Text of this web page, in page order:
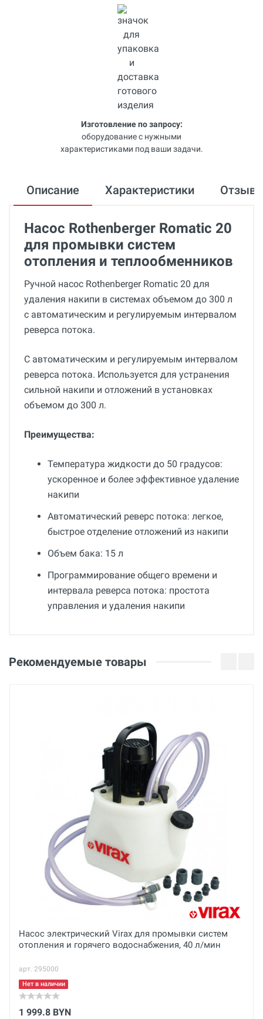
Изготовление по запросу:
оборудование с нужными
характеристиками под ваши задачи.
Описание Характеристики
Насос Rothenberger Romatic 20
для промывки систем
отопления и теплообменников
Ручной насос Rothenberger Romatic 20 для
удаления накипи в системах объемом до 300 л
с автоматическим и регулируемым интервалом
реверса потока.
С автоматическим и регулируемым интервалом
реверса потока. Используется для устранения
сильной накипи и отложений в установках
объемом до 300 л.
Преимущества:
Температура жидкости до 50 градусов:
ускоренное и более эффективное удаление
накипи
Автоматический реверс потока: легкое,
быстрое отделение отложений из накипи
Объем бака: 15 л
Программирование общего времени и
интервала реверса потока: простота
управления и удаления накипи
12 месяцев
Основные
Вес брутто
Габариты с упаковкой (ДхШхВ)
Вес нетто
кг
Мощность ТЭНа
кВт
Напряжение
Оценка
Ваше сообщение
Отправить отзыв
Рекомендуемые товары
Насос электрический Virax для промывки систем
отопления и горячего водоснабжения, 40 л/мин
арт. 295000
Нет в наличии
1 999.8 BYN